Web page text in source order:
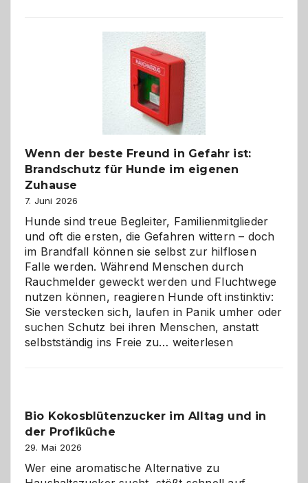
bewusst
herzlich
gestalten
Wenn der beste Freund in Gefahr ist:
Brandschutz für Hunde im eigenen
Zuhause
7. Juni 2026
Hunde sind treue Begleiter, Familienmitglieder
und oft die ersten, die Gefahren wittern – doch
im Brandfall können sie selbst zur hilflosen
Falle werden. Während Menschen durch
Rauchmelder geweckt werden und Fluchtwege
nutzen können, reagieren Hunde oft instinktiv:
Sie verstecken sich, laufen in Panik umher oder
suchen Schutz bei ihren Menschen, anstatt
selbstständig ins Freie zu… Wenn
Gefahr
für
Hunde
weiterlesen
Bio Kokosblütenzucker im Alltag und in
der Profiküche
29. Mai 2026
Wer eine aromatische Alternative zu